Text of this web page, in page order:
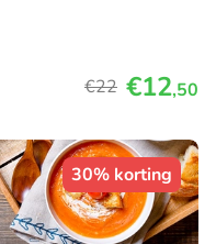
€22 €12,50
30% korting